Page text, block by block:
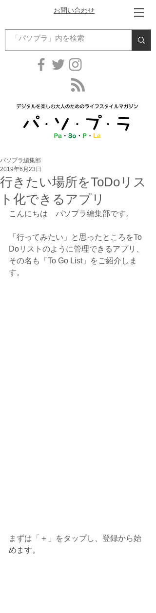
お問い合わせ
行きたい場所をToDoリス
ト化できるアプリ
パソプラ編集部
2019年6月23日
こんにちは　パソプラ編集部です。
「行ってみたい」と思ったところをTo
Doリストのように管理できるアプリ、
その名も「To Go List」をご紹介しま
す。
まずは「＋」をタップし、登録から始
めます。